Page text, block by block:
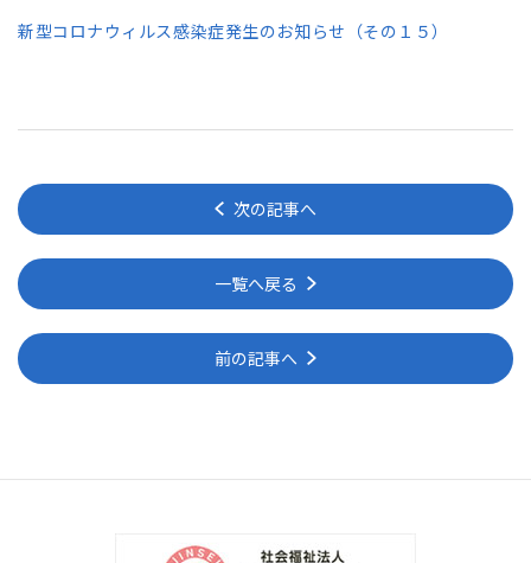
新型コロナウィルス感染症発生のお知らせ（その１５）
次の記事へ
一覧へ戻る
前の記事へ